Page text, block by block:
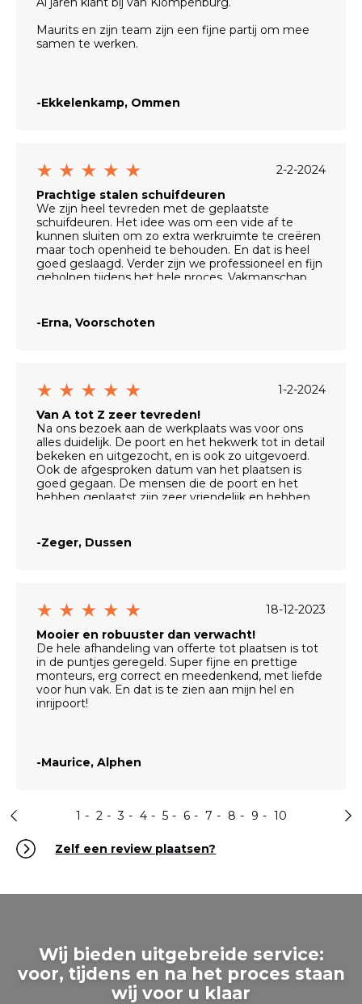
Maurits en zijn team zijn een fijne partij om mee
samen te werken.
Hekwerk echt boven verwachting. Een pareltje.
-Ekkelenkamp, Ommen
2-2-2024
Prachtige stalen schuifdeuren
We zijn heel tevreden met de geplaatste
schuifdeuren. Het idee was om een vide af te
kunnen sluiten om zo extra werkruimte te creëren
maar toch openheid te behouden. En dat is heel
goed geslaagd. Verder zijn we professioneel en fijn
geholpen tijdens het hele proces. Vakmanschap
-Erna, Voorschoten
1-2-2024
Van A tot Z zeer tevreden!
Na ons bezoek aan de werkplaats was voor ons
alles duidelijk. De poort en het hekwerk tot in detail
bekeken en uitgezocht, en is ook zo uitgevoerd.
Ook de afgesproken datum van het plaatsen is
goed gegaan. De mensen die de poort en het
hebben geplaatst zijn zeer vriendelijk en hebben
Wij zijn super blij en trots!
-Zeger, Dussen
18-12-2023
Mooier en robuuster dan verwacht!
De hele afhandeling van offerte tot plaatsen is tot
in de puntjes geregeld. Super fijne en prettige
monteurs, erg correct en meedenkend, met liefde
voor hun vak. En dat is te zien aan mijn hel en
inrijpoort!
-Maurice, Alphen
1 2 3 4 5 6 7 8 9 10
Zelf een review plaatsen?
Wij bieden uitgebreide service:
voor, tijdens en na het proces staan
wij voor u klaar